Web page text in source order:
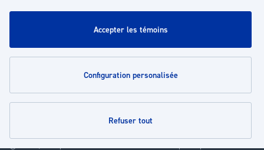
accepter les témoins
configuration personalisée
refuser tout
Service client